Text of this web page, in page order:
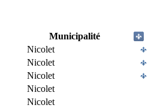
Municipalité
Nicolet
Nicolet
Nicolet
Nicolet
Nicolet